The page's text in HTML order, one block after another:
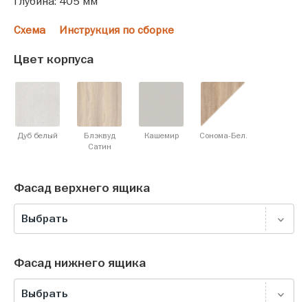
Схема Инструкция по сборке
Цвет корпуса
Дуб белый
Блэквуд
Cатин
Кашемир Сонома-Бел.
Фасад верхнего ящика
Выбрать
Фасад нижнего ящика
Выбрать